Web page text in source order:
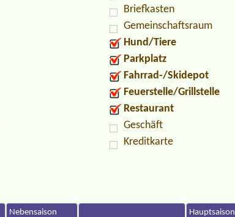
Briefkasten
Gemeinschaftsraum
Hund/Tiere
Parkplatz
Fahrrad-/Skidepot
Feuerstelle/Grillstelle
Restaurant
Geschäft
Kreditkarte
Nebensaison Hauptsaison